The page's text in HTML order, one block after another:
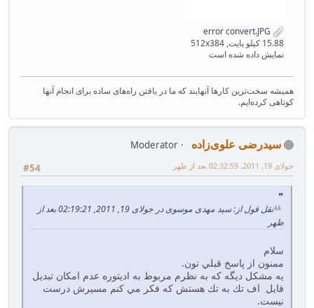
15.88 کیلو بایت, 512x384
نمایش داده شده است
همیشه سخت‌ترین کارها آنهایند که ما در یافتن راه‌های ساده برای انجام آنها
کوتاهی کرده‌ایم.
سیدرضی علوی‌زاده
Moderator
#54
جولای 19, 2011, 02:32:59 بعد از ظهر
نقل قول از: سید مهدی موسوی در جولای 19, 2011, 02:19:21 بعد از
ظهر
سلام
ممنون از پاسخ قبلي تون.
يه مشكل ديگه كه به نظرم مربوط به اديتوره عدم امكان تبديل
فايل اف تك به تك هستش كه فكر مي كنم مسيرش درست
نيست.